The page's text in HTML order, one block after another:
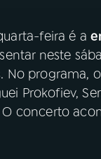
feira é a
neste
No programa,
Prokofiev,
concerto